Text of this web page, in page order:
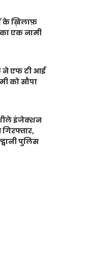
के ख़िलाफ़
का एक नामी
ने एफ टी आई
को सौपा
इंजेक्शन
पुलिस